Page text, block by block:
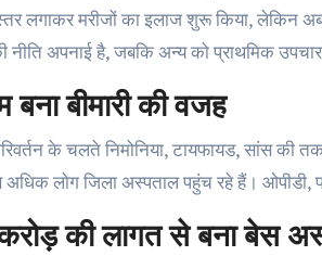
लगाकर मरीजों का इलाज शुरू किया, लेकिन अब
नीति अपनाई है, जबकि अन्य को प्राथमिक
बना बीमारी की वजह
के चलते निमोनिया, टायफायड, सांस की
अधिक लोग जिला अस्पताल पहुंच रहे हैं। ओपीडी,
की लागत से बना बेस